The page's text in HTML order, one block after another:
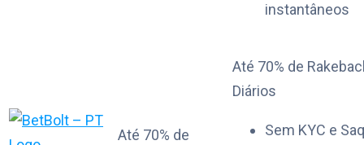
instantâneos
Até 70% de
Até 70% de
Diários
Sem KYC e